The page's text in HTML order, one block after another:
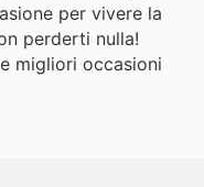
per vivere la
perderti nulla!
migliori occasioni